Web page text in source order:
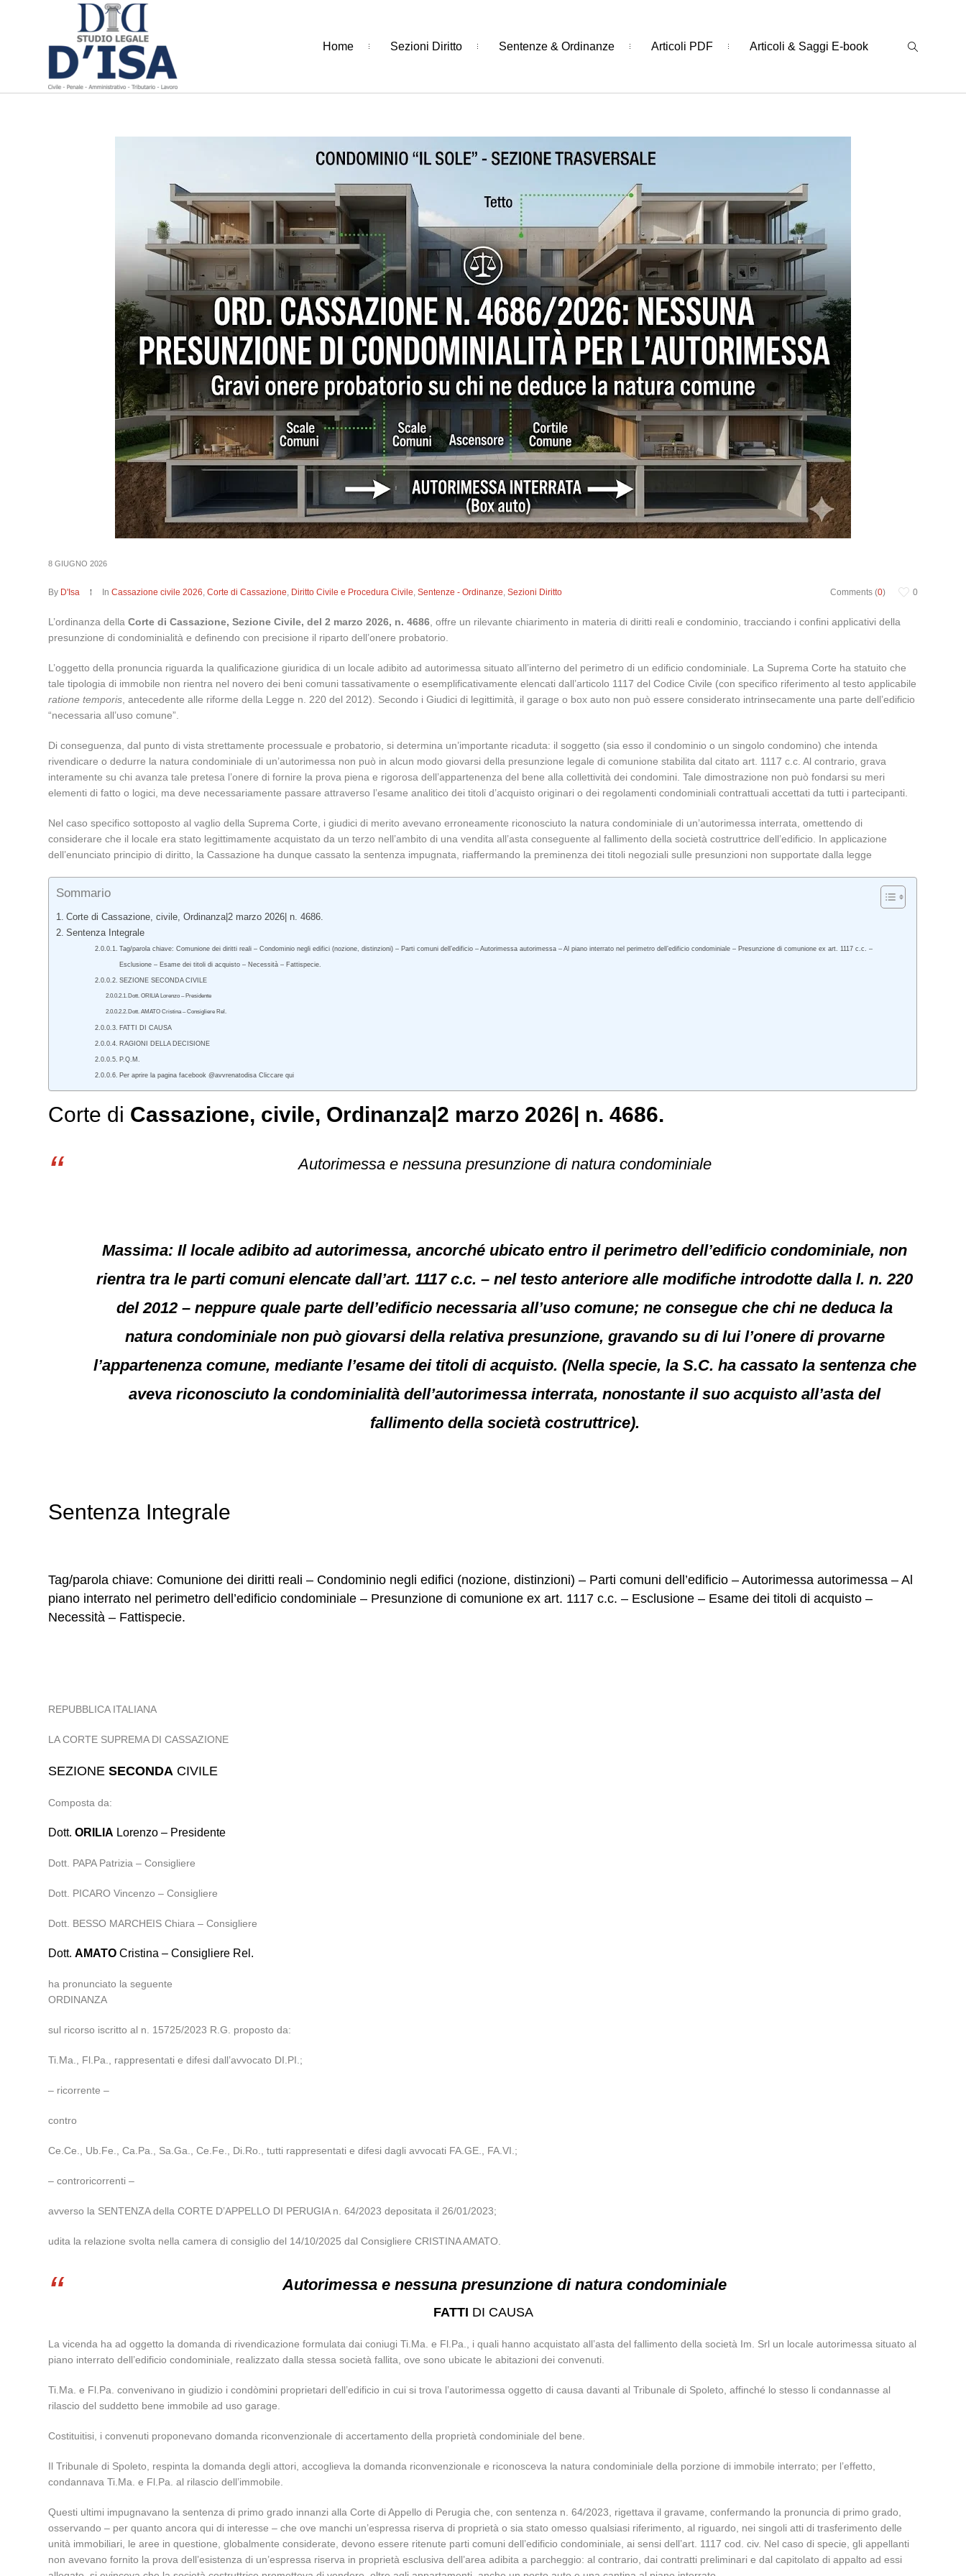
Home Sezioni Diritto Sentenze & Ordinanze Articoli PDF Articoli & Saggi E-book
8 GIUGNO 2026
Comments (0) 0
By D'Isa InCassazione civile 2026,Corte di Cassazione, Diritto Civile e Procedura Civile,Sentenze - Ordinanze,Sezioni Diritto
L’ordinanza dellaCorte di Cassazione, Sezione Civile, del 2 marzo 2026, n. 4686 , offre un rilevante chiarimento in materia di diritti reali e condominio, tracciando i confini applicativi della
presunzione di condominialità e definendo con precisione il riparto dell’onere probatorio.
L’oggetto della pronuncia riguarda la qualificazione giuridica di un locale adibito ad autorimessa situato all’interno del perimetro di un edificio condominiale. La Suprema Corte ha statuito che
tale tipologia di immobile non rientra nel novero dei beni comuni tassativamente o esemplificativamente elencati dall’articolo 1117 del Codice Civile (con specifico riferimento al testo applicabile
ratione temporis , antecedente alle riforme della Legge n. 220 del 2012). Secondo i Giudici di legittimità, il garage o box auto non può essere considerato intrinsecamente una parte dell’edificio
“necessaria all’uso comune”.
Di conseguenza, dal punto di vista strettamente processuale e probatorio, si determina un’importante ricaduta: il soggetto (sia esso il condominio o un singolo condomino) che intenda
rivendicare o dedurre la natura condominiale di un’autorimessa non può in alcun modo giovarsi della presunzione legale di comunione stabilita dal citato art. 1117 c.c. Al contrario, grava
interamente su chi avanza tale pretesa l’onere di fornire la prova piena e rigorosa dell’appartenenza del bene alla collettività dei condomini. Tale dimostrazione non può fondarsi su meri
elementi di fatto o logici, ma deve necessariamente passare attraverso l’esame analitico dei titoli d’acquisto originari o dei regolamenti condominiali contrattuali accettati da tutti i partecipanti.
Nel caso specifico sottoposto al vaglio della Suprema Corte, i giudici di merito avevano erroneamente riconosciuto la natura condominiale di un’autorimessa interrata, omettendo di
considerare che il locale era stato legittimamente acquistato da un terzo nell’ambito di una vendita all’asta conseguente al fallimento della società costruttrice dell’edificio. In applicazione
dell’enunciato principio di diritto, la Cassazione ha dunque cassato la sentenza impugnata, riaffermando la preminenza dei titoli negoziali sulle presunzioni non supportate dalla legge
Sommario
Corte di Cassazione, civile, Ordinanza|2 marzo 2026| n. 4686.
Sentenza Integrale
Tag/parola chiave: Comunione dei diritti reali – Condominio negli edifici (nozione, distinzioni) – Parti comuni dell’edificio – Autorimessa autorimessa – Al piano interrato nel perimetro dell’edificio condominiale – Presunzione di comunione ex art. 1117 c.c. –
Esclusione – Esame dei titoli di acquisto – Necessità – Fattispecie.
SEZIONE SECONDA CIVILE
Dott. ORILIA Lorenzo – Presidente
Dott. AMATO Cristina – Consigliere Rel.
FATTI DI CAUSA
RAGIONI DELLA DECISIONE
P.Q.M.
Per aprire la pagina facebook @avvrenatodisa Cliccare qui
Corte di Cassazione, civile, Ordinanza|2 marzo 2026| n. 4686.
Autorimessa e nessuna presunzione di natura condominiale
Massima: Il locale adibito ad autorimessa, ancorché ubicato entro il perimetro dell’edificio condominiale, non
rientra tra le parti comuni elencate dall’art. 1117 c.c. – nel testo anteriore alle modifiche introdotte dalla l. n. 220
del 2012 – neppure quale parte dell’edificio necessaria all’uso comune; ne consegue che chi ne deduca la
natura condominiale non può giovarsi della relativa presunzione, gravando su di lui l’onere di provarne
l’appartenenza comune, mediante l’esame dei titoli di acquisto. (Nella specie, la S.C. ha cassato la sentenza che
aveva riconosciuto la condominialità dell’autorimessa interrata, nonostante il suo acquisto all’asta del
fallimento della società costruttrice).
Sentenza Integrale
Tag/parola chiave: Comunione dei diritti reali – Condominio negli edifici (nozione, distinzioni) – Parti comuni dell’edificio – Autorimessa autorimessa – Al
piano interrato nel perimetro dell’edificio condominiale – Presunzione di comunione ex art. 1117 c.c. – Esclusione – Esame dei titoli di acquisto –
Necessità – Fattispecie.
REPUBBLICA ITALIANA
LA CORTE SUPREMA DI CASSAZIONE
SEZIONESECONDA CIVILE
Composta da:
Dott.ORILIA Lorenzo – Presidente
Dott. PAPA Patrizia – Consigliere
Dott. PICARO Vincenzo – Consigliere
Dott. BESSO MARCHEIS Chiara – Consigliere
Dott.AMATO Cristina – Consigliere Rel.
ha pronunciato la seguente
ORDINANZA
sul ricorso iscritto al n. 15725/2023 R.G. proposto da:
Ti.Ma., Fl.Pa., rappresentati e difesi dall’avvocato DI.PI.;
– ricorrente –
contro
Ce.Ce., Ub.Fe., Ca.Pa., Sa.Ga., Ce.Fe., Di.Ro., tutti rappresentati e difesi dagli avvocati FA.GE., FA.VI.;
– controricorrenti –
avverso la SENTENZA della CORTE D’APPELLO DI PERUGIA n. 64/2023 depositata il 26/01/2023;
udita la relazione svolta nella camera di consiglio del 14/10/2025 dal Consigliere CRISTINA AMATO.
Autorimessa e nessuna presunzione di natura condominiale
FATTI DI CAUSA
La vicenda ha ad oggetto la domanda di rivendicazione formulata dai coniugi Ti.Ma. e Fl.Pa., i quali hanno acquistato all’asta del fallimento della società Im. Srl un locale autorimessa situato al
piano interrato dell’edificio condominiale, realizzato dalla stessa società fallita, ove sono ubicate le abitazioni dei convenuti.
Ti.Ma. e Fl.Pa. convenivano in giudizio i condòmini proprietari dell’edificio in cui si trova l’autorimessa oggetto di causa davanti al Tribunale di Spoleto, affinché lo stesso li condannasse al
rilascio del suddetto bene immobile ad uso garage.
Costituitisi, i convenuti proponevano domanda riconvenzionale di accertamento della proprietà condominiale del bene.
Il Tribunale di Spoleto, respinta la domanda degli attori, accoglieva la domanda riconvenzionale e riconosceva la natura condominiale della porzione di immobile interrato; per l’effetto,
condannava Ti.Ma. e Fl.Pa. al rilascio dell’immobile.
Questi ultimi impugnavano la sentenza di primo grado innanzi alla Corte di Appello di Perugia che, con sentenza n. 64/2023, rigettava il gravame, confermando la pronuncia di primo grado,
osservando – per quanto ancora qui di interesse – che ove manchi un’espressa riserva di proprietà o sia stato omesso qualsiasi riferimento, al riguardo, nei singoli atti di trasferimento delle
unità immobiliari, le aree in questione, globalmente considerate, devono essere ritenute parti comuni dell’edificio condominiale, ai sensi dell’art. 1117 cod. civ. Nel caso di specie, gli appellanti
non avevano fornito la prova dell’esistenza di un’espressa riserva in proprietà esclusiva dell’area adibita a parcheggio: al contrario, dai contratti preliminari e dal capitolato di appalto ad essi